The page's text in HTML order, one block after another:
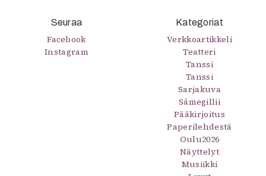
Seuraa
Facebook
Instagram
Kategoriat
Verkkoartikkeli
Teatteri
Tanssi
Tanssi
Sarjakuva
Sámegillii
Pääkirjoitus
Paperilehdestä
Oulu2026
Näyttelyt
Musiikki